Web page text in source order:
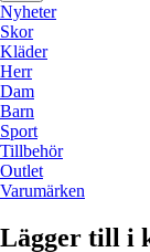
Nyheter
Skor
Kläder
Herr
Dam
Barn
Sport
Tillbehör
Outlet
Varumärken
Lägger till i